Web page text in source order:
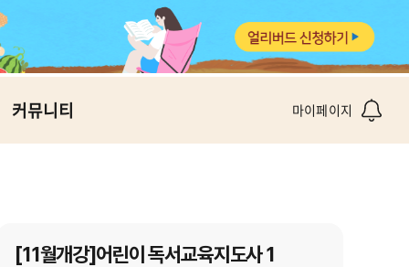
커뮤니티 마이페이지
[11월개강]어린이 독서교육지도사 1